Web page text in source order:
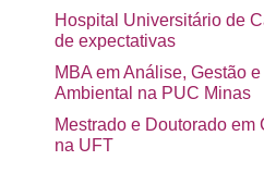
Hospital Universitário de
de expectativas
MBA em Análise, Gestão
Ambiental na PUC Minas
Mestrado e Doutorado
na UFT